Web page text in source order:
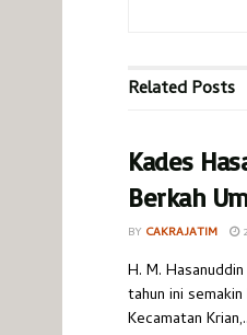
RelatedPosts
Kades
Berkah
BY CAKRAJATIM
H. M.
tahun ini
Kecamatan